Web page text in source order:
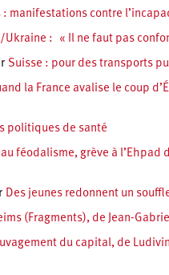
: manifestations contre
Ukraine : « Il ne faut pas
Suisse : pour des transports
la France avalise le coup
politiques de santé
féodalisme, grève à l’Ehpad
Des jeunes redonnent un
(Fragments), de Jean-
du capital, de